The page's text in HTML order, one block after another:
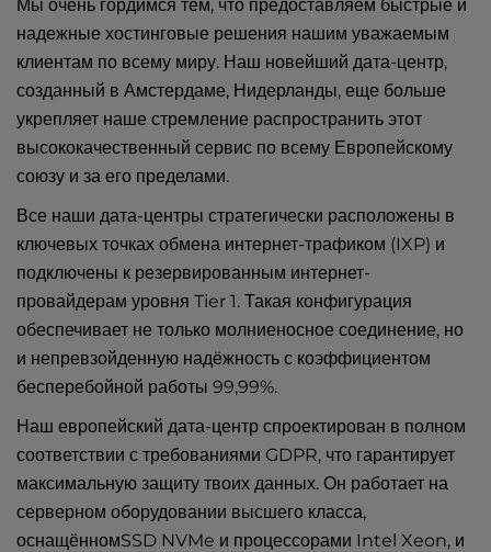
Мы очень гордимся тем, что предоставляем быстрые и
надежные хостинговые решения нашим уважаемым
клиентам по всему миру. Наш новейший дата-центр,
созданный в Амстердаме, Нидерланды, еще больше
укрепляет наше стремление распространить этот
высококачественный сервис по всему Европейскому
союзу и за его пределами.
Все наши дата-центры стратегически расположены в
ключевых точках обмена интернет-трафиком (IXP) и
подключены к резервированным интернет-
провайдерам уровня Tier 1. Такая конфигурация
обеспечивает не только молниеносное соединение, но
и непревзойденную надёжность с коэффициентом
бесперебойной работы 99,99%.
Наш европейский дата-центр спроектирован в полном
соответствии с требованиями GDPR, что гарантирует
максимальную защиту твоих данных. Он работает на
серверном оборудовании высшего класса,
оснащённомSSD NVMe и процессорами Intel Xeon, и